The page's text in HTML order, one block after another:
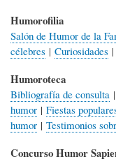
Humorofilia
Salón de Humor de la
célebres | Curiosidades |
Humoroteca
Bibliografía de consulta |
humor | Fiestas
humor | Testimonios
Concurso Humor